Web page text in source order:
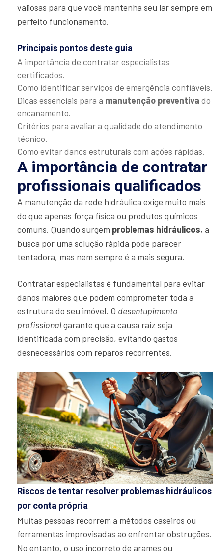
valiosas para que você mantenha seu lar sempre em
perfeito funcionamento.
Principais pontos deste guia
A importância de contratar especialistas
certificados.
Como identificar serviços de emergência confiáveis.
Dicas essenciais para a manutenção preventiva do
encanamento.
Critérios para avaliar a qualidade do atendimento
técnico.
Como evitar danos estruturais com ações rápidas.
A importância de contratar
profissionais qualificados
A manutenção da rede hidráulica exige muito mais
do que apenas força física ou produtos químicos
comuns. Quando surgem problemas hidráulicos, a
busca por uma solução rápida pode parecer
tentadora, mas nem sempre é a mais segura.
Contratar especialistas é fundamental para evitar
danos maiores que podem comprometer toda a
estrutura do seu imóvel. O desentupimento
profissionalgarante que a causa raiz seja
identificada com precisão, evitando gastos
desnecessários com reparos recorrentes.
Riscos de tentar resolver problemas hidráulicos
por conta própria
Muitas pessoas recorrem a métodos caseiros ou
ferramentas improvisadas ao enfrentar obstruções.
No entanto, o uso incorreto de arames ou